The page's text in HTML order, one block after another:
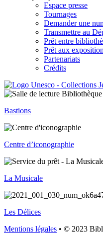
Espace presse
Tournages
Demander une
Transmettre au
Prêt entre
Prêt aux
Partenariats
Crédits
Bastions
Centre d’iconographie
La Musicale
Les Délices
Mentions légales • © 2023